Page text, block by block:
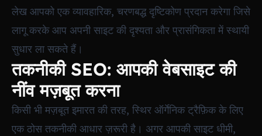
लेख आपको एक व्यावहारिक, चरणबद्ध दृष्टिकोण प्रदान करेगा जिसे
लागू करके आप अपनी साइट की दृश्यता और प्रासंगिकता में स्थायी
सुधार ला सकते हैं।
तकनीकी SEO: आपकी वेबसाइट की
नींव मज़बूत करना
किसी भी मज़बूत इमारत की तरह, स्थिर ऑर्गेनिक ट्रैफ़िक के लिए
एक ठोस तकनीकी आधार ज़रूरी है। अगर आपकी साइट धीमी,